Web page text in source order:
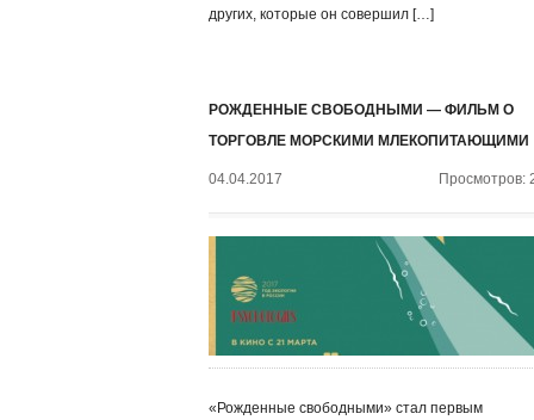
других, которые он совершил […]
РОЖДЕННЫЕ СВОБОДНЫМИ — ФИЛЬМ О
ТОРГОВЛЕ МОРСКИМИ МЛЕКОПИТАЮЩИМИ
04.04.2017 Просмотров:
«Рожденные свободными» стал первым